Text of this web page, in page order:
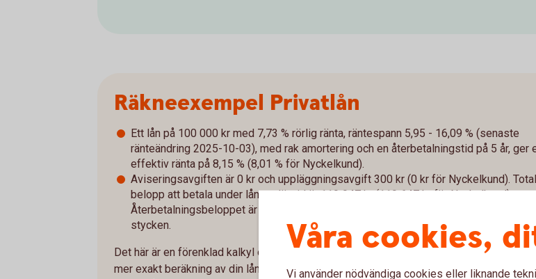
Räkneexempel Privatlån
Ett lån på 100 000 kr med 7,73 % rörlig ränta, räntespann 5,95 - 16,09 % (senaste
ränteändring 2025-10-03), med rak amortering och en återbetalningstid på 5 år, ger
effektiv ränta på 8,15 % (8,01 % för Nyckelkund).
Aviseringsavgiften är 0 kr och uppläggningsavgift 300 kr (0 kr för Nyckelkund).
belopp att betala under lånets löptid är 119 947 kr (119 647 kr för Nyckelkund).
Återbetalningsbeloppet är i snitt 1 999 kronor per månad och antalet betalningar är
stycken.
Det här är en förenklad kalkyl och avvikelser kan förekomma i det enskilda fallet. För en
mer exakt beräkning av din lånekostnad och ytterligare information om Privatlån, ring
Våra cookies,
Vi använder nödvändiga cookies eller liknande